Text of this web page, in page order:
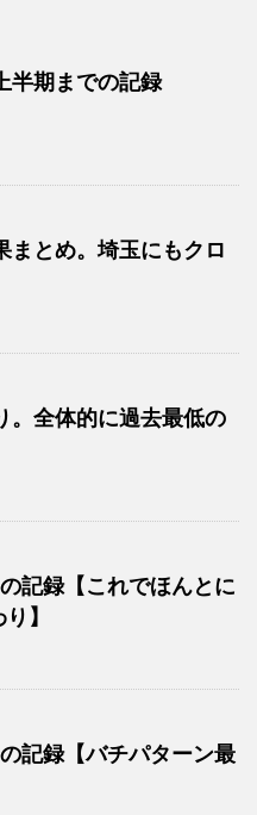
半期までの記録
まとめ。埼玉にもクロ
。全体的に過去最低の
記録【これでほんとに
】
記録【バチパターン最